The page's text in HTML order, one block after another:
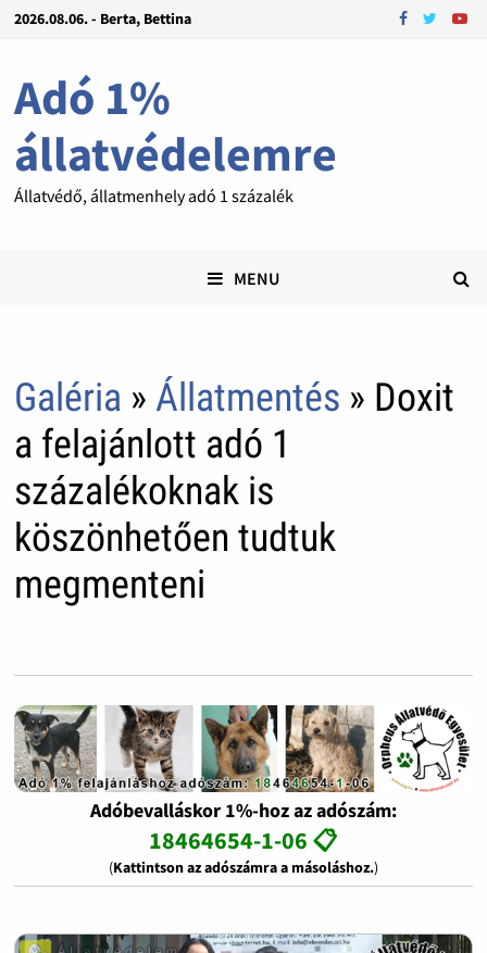
2026.08.06. - Berta, Bettina
Adó 1%
állatvédelemre
Állatvédő, állatmenhely adó 1 százalék
MENU
Galéria » Állatmentés » Doxit
a felajánlott adó 1
százalékoknak is
köszönhetően tudtuk
megmenteni
Adóbevalláskor 1%-hoz az adószám:
18464654-1-06 📋
(Kattintson az adószámra a másoláshoz.)